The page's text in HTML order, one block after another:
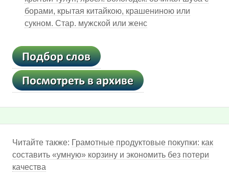
борами, крытая китайкою, крашениною или
сукном. Стар. мужской или женс
Читайте также: Грамотные продуктовые покупки: как
составить «умную» корзину и экономить без потери
качества